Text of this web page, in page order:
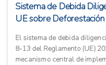
Sistema de Debida
UE sobre
El sistema de debida
8-13 del Reglamento (UE)
mecanismo central de